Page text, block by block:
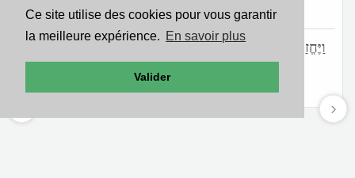
Ce site utilise des cookies pour vous garantir
la meilleure expérience. En savoir plus
Valider
Bwana alivyonena.
Exode 7.13
(BHS)
וַיֶּחֱזַק֙ לֵ֣ב פַּרְעֹ֔ה וְלֹ֥א שָׁמַ֖ע אֲלֵהֶ֑ם כַּאֲשֶׁ֖ר
דִּבֶּ֥ר יְהוָֽה׃ פ